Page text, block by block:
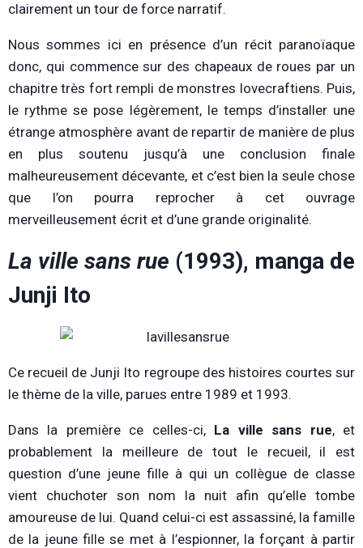
clairement un tour de force narratif.
Nous sommes ici en présence d’un récit paranoïaque
donc, qui commence sur des chapeaux de roues par un
chapitre très fort rempli de monstres lovecraftiens. Puis,
le rythme se pose légèrement, le temps d’installer une
étrange atmosphère avant de repartir de manière de plus
en plus soutenu jusqu’à une conclusion finale
malheureusement décevante, et c’est bien la seule chose
que l’on pourra reprocher à cet ouvrage
merveilleusement écrit et d’une grande originalité.
La ville sans rue (1993), manga de
Junji Ito
Ce recueil de Junji Ito regroupe des histoires courtes sur
le thème de la ville, parues entre 1989 et 1993.
Dans la première ce celles-ci, La ville sans rue, et
probablement la meilleure de tout le recueil, il est
question d’une jeune fille à qui un collègue de classe
vient chuchoter son nom la nuit afin qu’elle tombe
amoureuse de lui. Quand celui-ci est assassiné, la famille
de la jeune fille se met à l’espionner, la forçant à partir